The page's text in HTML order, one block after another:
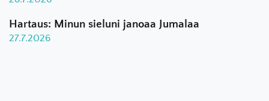
Hartaus: Minun sieluni janoaa Jumalaa
27.7.2026